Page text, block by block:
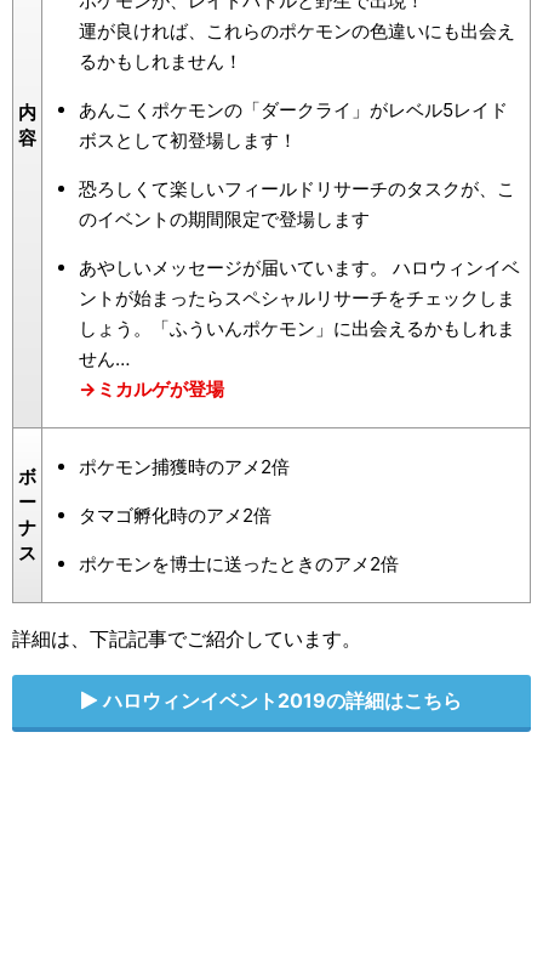
内
容
運が良ければ、これらのポケモンの色違いにも出会え
るかもしれません！
あんこくポケモンの「ダークライ」がレベル5レイド
ボスとして初登場します！
恐ろしくて楽しいフィールドリサーチのタスクが、こ
のイベントの期間限定で登場します
あやしいメッセージが届いています。 ハロウィンイベ
ントが始まったらスペシャルリサーチをチェックしま
しょう。「ふういんポケモン」に出会えるかもしれま
せん…
→ミカルゲが登場
ボ
ー
ナ
ス
ポケモン捕獲時のアメ2倍
タマゴ孵化時のアメ2倍
ポケモンを博士に送ったときのアメ2倍
詳細は、下記記事でご紹介しています。
ハロウィンイベント2019の詳細はこちら